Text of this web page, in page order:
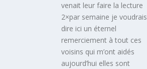
venait leur faire la lecture
2×par semaine je voudrais
dire ici un éternel
remerciement à tout ces
voisins qui m’ont aidés
aujourd’hui elles sont